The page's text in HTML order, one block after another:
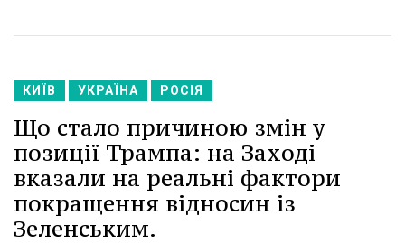
КИЇВ УКРАЇНА РОСІЯ
Що стало причиною змін у
позиції Трампа: на Заході
вказали на реальні фактори
покращення відносин із
Зеленським.